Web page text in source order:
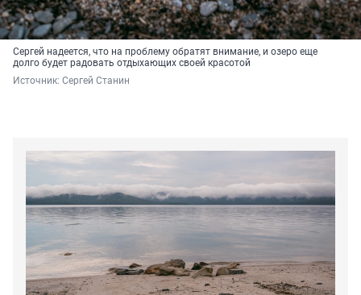
Сергей надеется, что на проблему обратят внимание, и озеро еще
долго будет радовать отдыхающих своей красотой
Источник: Сергей Станин